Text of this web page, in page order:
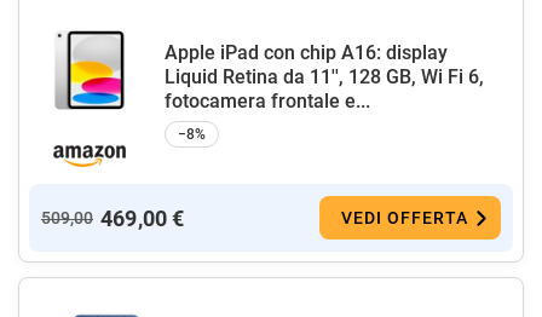
Apple iPad con chip A16: display
Liquid Retina da 11'', 128 GB, Wi Fi 6,
fotocamera frontale e...
−8%
509,00 469,00 € VEDI OFFERTA